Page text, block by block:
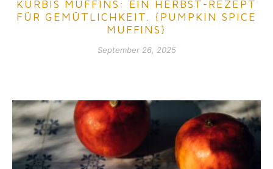
KÜRBIS MUFFINS: EIN HERBST-REZEPT
FÜR GEMÜTLICHKEIT. {PUMPKIN SPICE
MUFFINS}
September 26, 2025